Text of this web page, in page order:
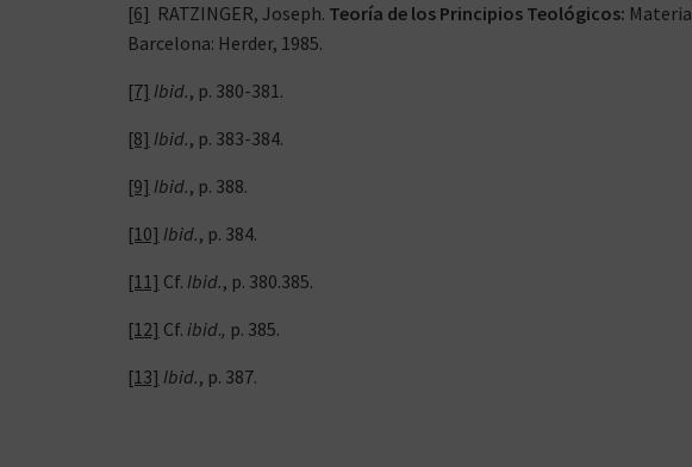
[6] RATZINGER, Joseph. Teoría de los Principios Teológicos:
Barcelona: Herder, 1985.
[7] Ibid., p. 380-381.
[8] Ibid., p. 383-384.
[9] Ibid., p. 388.
[10] Ibid., p. 384.
[11] Cf. Ibid., p. 380.385.
[12] Cf. ibid., p. 385.
[13] Ibid., p. 387.